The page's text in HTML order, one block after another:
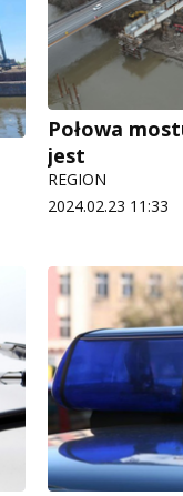
Połowa
jest
REGION
2024.02.23 11:33